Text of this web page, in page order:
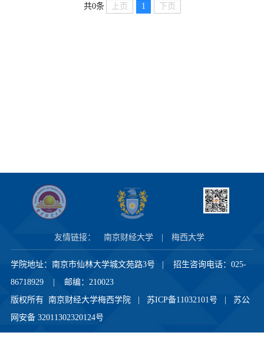
共0条 上页 1 下页
友情链接： 南京财经大学 梅西大学
学院地址：南京市仙林大学城文苑路3号 | 招生咨询电话：025-
86718929 | 邮编：210023
版权所有 南京财经大学梅西学院 | 苏ICP备11032101号
苏公
网安备 32011302320124号